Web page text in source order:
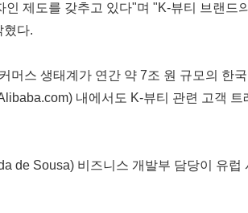
제도를 갖추고 있다"며 "K-뷰티 브랜드
혔다.
스 생태계가 연간 약 7조 원 규모의 한
내에서도 K-뷰티 관련 고객
de Sousa) 비즈니스 개발부 담당이 유